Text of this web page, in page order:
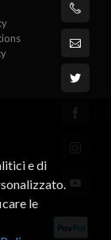
e di
le